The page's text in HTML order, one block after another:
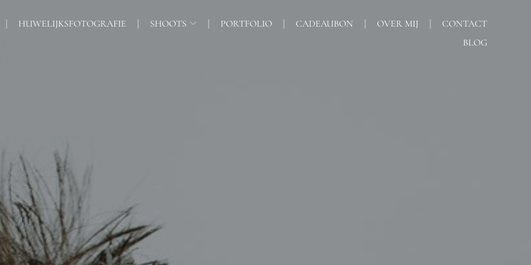
HUWELIJKSFOTOGRAFIE SHOOTS PORTFOLIO CADEAUBON OVER MIJ
CONTACT
BLOG